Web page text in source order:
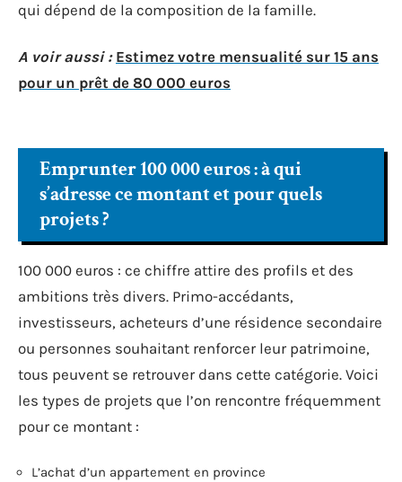
qui dépend de la composition de la famille.
A voir aussi : Estimez votre mensualité sur 15 ans
pour un prêt de 80 000 euros
Emprunter 100 000 euros : à qui
s’adresse ce montant et pour quels
projets ?
100 000 euros : ce chiffre attire des profils et des
ambitions très divers. Primo-accédants,
investisseurs, acheteurs d’une résidence secondaire
ou personnes souhaitant renforcer leur patrimoine,
tous peuvent se retrouver dans cette catégorie. Voici
les types de projets que l’on rencontre fréquemment
pour ce montant :
L’achat d’un appartement en province